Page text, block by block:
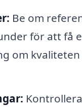
Be om
för att få
om kvaliteten